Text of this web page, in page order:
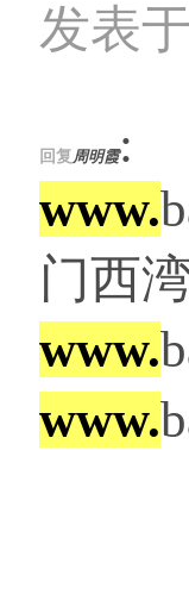
发表
回复周明霞:
www.
门西
www.
www.